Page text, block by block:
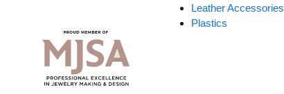
Leather Accessories
Plastics